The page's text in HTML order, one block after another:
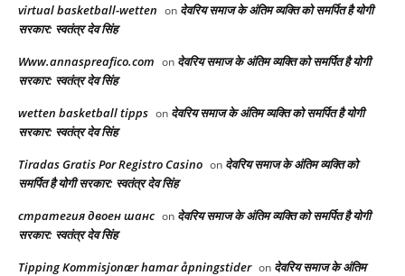
virtual basketball-wetten on देवरिय समाज के अंतिम व्यक्ति को समर्पित है योगी
सरकार: स्वतंत्र देव सिंह
Www.annaspreafico.com on देवरिय समाज के अंतिम व्यक्ति को समर्पित है योगी
सरकार: स्वतंत्र देव सिंह
wetten basketball tipps on देवरिय समाज के अंतिम व्यक्ति को समर्पित है योगी
सरकार: स्वतंत्र देव सिंह
Tiradas Gratis Por Registro Casino on देवरिय समाज के अंतिम व्यक्ति को
समर्पित है योगी सरकार: स्वतंत्र देव सिंह
стратегия двоен шанс on देवरिय समाज के अंतिम व्यक्ति को समर्पित है योगी
सरकार: स्वतंत्र देव सिंह
Tipping Kommisjonær hamar åpningstider on देवरिय समाज के अंतिम